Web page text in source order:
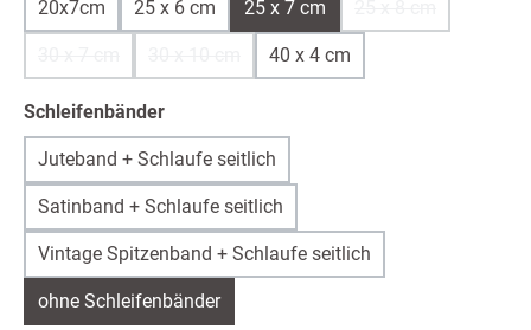
20x7cm 25 x 6 cm 25 x 7 cm
40 x 4 cm
Schleifenbänderauswählen
Juteband + Schlaufe seitlich
Satinband + Schlaufe seitlich
Vintage Spitzenband + Schlaufe seitlich
ohne Schleifenbänder